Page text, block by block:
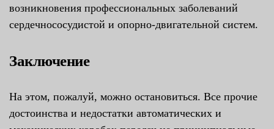
возникновения профессиональных заболеваний
сердечнососудистой и опорно-двигательной систем.
Заключение
На этом, пожалуй, можно остановиться. Все прочие
достоинства и недостатки автоматических и